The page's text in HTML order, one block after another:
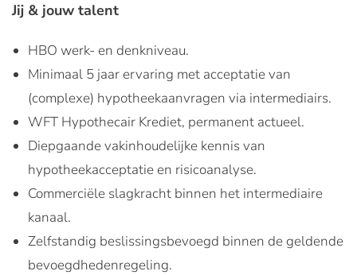
Jij & jouw talent
HBO werk- en denkniveau.
Minimaal 5 jaar ervaring met acceptatie van
(complexe) hypotheekaanvragen via intermediairs.
WFT Hypothecair Krediet, permanent actueel.
Diepgaande vakinhoudelijke kennis van
hypotheekacceptatie en risicoanalyse.
Commerciële slagkracht binnen het intermediaire
kanaal.
Zelfstandig beslissingsbevoegd binnen de geldende
bevoegdhedenregeling.